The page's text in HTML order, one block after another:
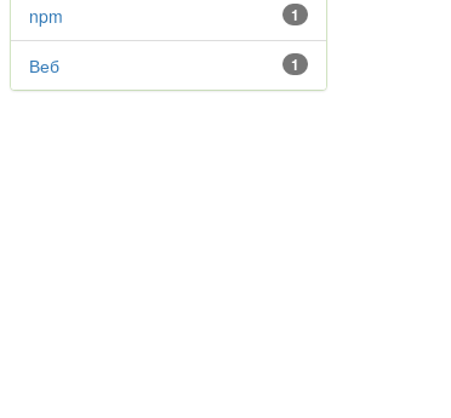
1
npm
1
Веб